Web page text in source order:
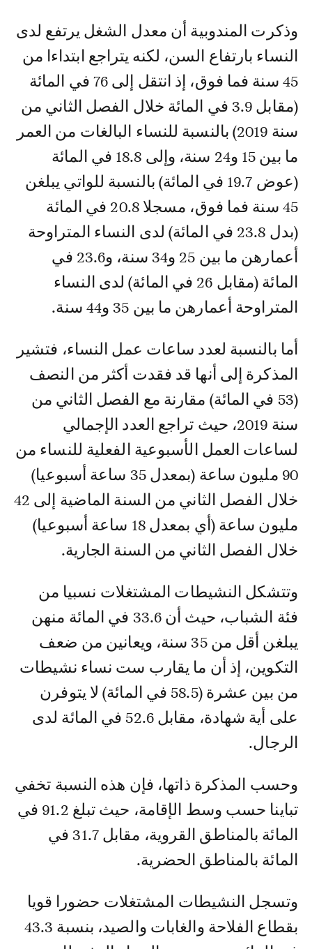
وذكرت المندوبية أن معدل الشغل يرتفع لدى
النساء بارتفاع السن، لكنه يتراجع ابتداءا من
45 سنة فما فوق، إذ انتقل إلى 76 في المائة
(مقابل 3.9 في المائة خلال الفصل الثاني من
سنة 2019) بالنسبة للنساء البالغات من العمر
ما بين 15 و24 سنة، وإلى 18.8 في المائة
(عوض 19.7 في المائة) بالنسبة للواتي يبلغن
45 سنة فما فوق، مسجلا 20.8 في المائة
(بدل 23.8 في المائة) لدى النساء المتراوحة
أعمارهن ما بين 25 و34 سنة، و23.6 في
المائة (مقابل 26 في المائة) لدى النساء
المتراوحة أعمارهن ما بين 35 و44 سنة.
أما بالنسبة لعدد ساعات عمل النساء، فتشير
المذكرة إلى أنها قد فقدت أكثر من النصف
(53 في المائة) مقارنة مع الفصل الثاني من
سنة 2019، حيث تراجع العدد الإجمالي
لساعات العمل الأسبوعية الفعلية للنساء من
90 مليون ساعة (بمعدل 35 ساعة أسبوعيا)
خلال الفصل الثاني من السنة الماضية إلى 42
مليون ساعة (أي بمعدل 18 ساعة أسبوعيا)
خلال الفصل الثاني من السنة الجارية.
وتتشكل النشيطات المشتغلات نسبيا من
فئة الشباب، حيث أن 33.6 في المائة منهن
يبلغن أقل من 35 سنة، ويعانين من ضعف
التكوين، إذ أن ما يقارب ست نساء نشيطات
من بين عشرة (58.5 في المائة) لا يتوفرن
على أية شهادة، مقابل 52.6 في المائة لدى
الرجال.
وحسب المذكرة ذاتها، فإن هذه النسبة تخفي
تباينا حسب وسط الإقامة، حيث تبلغ 91.2 في
المائة بالمناطق القروية، مقابل 31.7 في
المائة بالمناطق الحضرية.
وتسجل النشيطات المشتغلات حضورا قويا
بقطاع الفلاحة والغابات والصيد، بنسبة 43.3